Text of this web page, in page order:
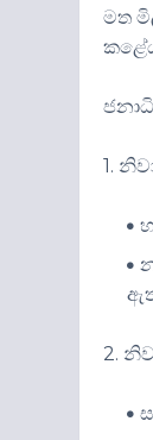
මත
1.
2.